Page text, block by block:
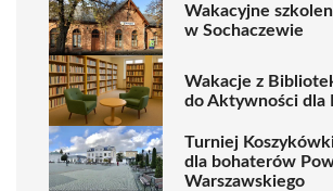
Wakacyjne
w Sochaczewie
Wakacje z
do Aktywności dla
Turniej
dla bohaterów
Warszawskiego